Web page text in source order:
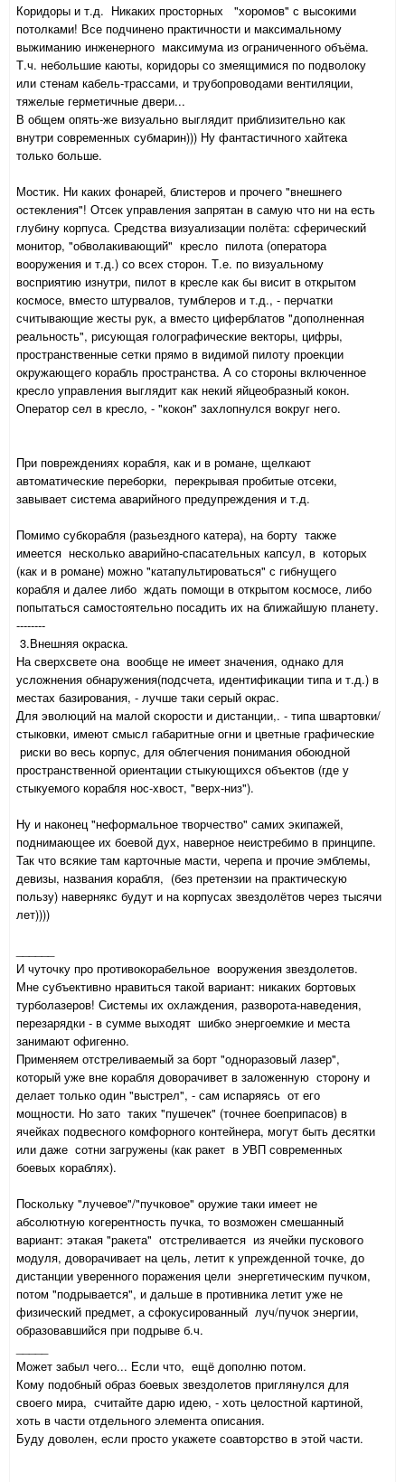
Коридоры и т.д. Никаких просторных "хоромов" с высокими
потолками! Все подчинено практичности и максимальному
выжиманию инженерного максимума из ограниченного объёма.
Т.ч. небольшие каюты, коридоры со змеящимися по подволоку
или стенам кабель-трассами, и трубопроводами вентиляции,
тяжелые герметичные двери...
В общем опять-же визуально выглядит приблизительно как
внутри современных субмарин))) Ну фантастичного хайтека
только больше.
Мостик. Ни каких фонарей, блистеров и прочего "внешнего
остекления"! Отсек управления запрятан в самую что ни на есть
глубину корпуса. Средства визуализации полёта: сферический
монитор, "обволакивающий" кресло пилота (оператора
вооружения и т.д.) со всех сторон. Т.е. по визуальному
восприятию изнутри, пилот в кресле как бы висит в открытом
космосе, вместо штурвалов, тумблеров и т.д., - перчатки
считывающие жесты рук, а вместо циферблатов "дополненная
реальность", рисующая голографические векторы, цифры,
пространственные сетки прямо в видимой пилоту проекции
окружающего корабль пространства. А со стороны включенное
кресло управления выглядит как некий яйцеобразный кокон.
Оператор сел в кресло, - "кокон" захлопнулся вокруг него.
При повреждениях корабля, как и в романе, щелкают
автоматические переборки, перекрывая пробитые отсеки,
завывает система аварийного предупреждения и т.д.
Помимо субкорабля (разьездного катера), на борту также
имеется несколько аварийно-спасательных капсул, в которых
(как и в романе) можно "катапультироваться" с гибнущего
корабля и далее либо ждать помощи в открытом космосе, либо
попытаться самостоятельно посадить их на ближайшую планету.
--------
3.Внешняя окраска.
На сверхсвете она вообще не имеет значения, однако для
усложнения обнаружения(подсчета, идентификации типа и т.д.) в
местах базирования, - лучше таки серый окрас.
Для эволюций на малой скорости и дистанции,. - типа швартовки/
стыковки, имеют смысл габаритные огни и цветные графические
риски во весь корпус, для облегчения понимания обоюдной
пространственной ориентации стыкующихся объектов (где у
стыкуемого корабля нос-хвост, "верх-низ").
Ну и наконец "неформальное творчество" самих экипажей,
поднимающее их боевой дух, наверное неистребимо в принципе.
Так что всякие там карточные масти, черепа и прочие эмблемы,
девизы, названия корабля, (без претензии на практическую
пользу) навернякс будут и на корпусах звездолётов через тысячи
лет))))
И чуточку про противокорабельное вооружения звездолетов.
Мне субъективно нравиться такой вариант: никаких бортовых
турболазеров! Системы их охлаждения, разворота-наведения,
перезарядки - в сумме выходят шибко энергоемкие и места
занимают офигенно.
Применяем отстреливаемый за борт "одноразовый лазер",
который уже вне корабля доворачивет в заложенную сторону и
делает только один "выстрел", - сам испаряясь от его
мощности. Но зато таких "пушечек" (точнее боеприпасов) в
ячейках подвесного комфорного контейнера, могут быть десятки
или даже сотни загружены (как ракет в УВП современных
боевых кораблях).
Поскольку "лучевое"/"пучковое" оружие таки имеет не
абсолютную когерентность пучка, то возможен смешанный
вариант: этакая "ракета" отстреливается из ячейки пускового
модуля, доворачивает на цель, летит к упрежденной точке, до
дистанции уверенного поражения цели энергетическим пучком,
потом "подрывается", и дальше в противника летит уже не
физический предмет, а сфокусированный луч/пучок энергии,
образовавшийся при подрыве б.ч.
Может забыл чего... Если что, ещё дополню потом.
Кому подобный образ боевых звездолетов приглянулся для
своего мира, считайте дарю идею, - хоть целостной картиной,
хоть в части отдельного элемента описания.
Буду доволен, если просто укажете соавторство в этой части.